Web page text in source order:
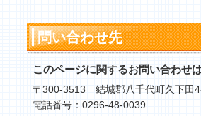
問い合わせ先
このページに関するお問い合わせ
〒300-3513 結城郡八千代町久下田
電話番号：0296-48-0039